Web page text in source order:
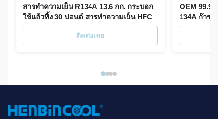
สารทำความเย็น R134A 13.6 กก. กระบอก
ใช้แล้วทิ้ง 30 ปอนด์ สารทำความเย็น HFC
ติดต่อเลย
OEM
134A ก๊าซเ